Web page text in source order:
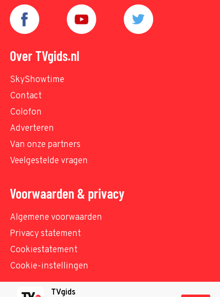
Over TVgids.nl
SkyShowtime
Contact
Colofon
Adverteren
Van onze partners
Veelgestelde vragen
Voorwaarden & privacy
Algemene voorwaarden
Privacy statement
Cookiestatement
Cookie-instellingen
TVgids